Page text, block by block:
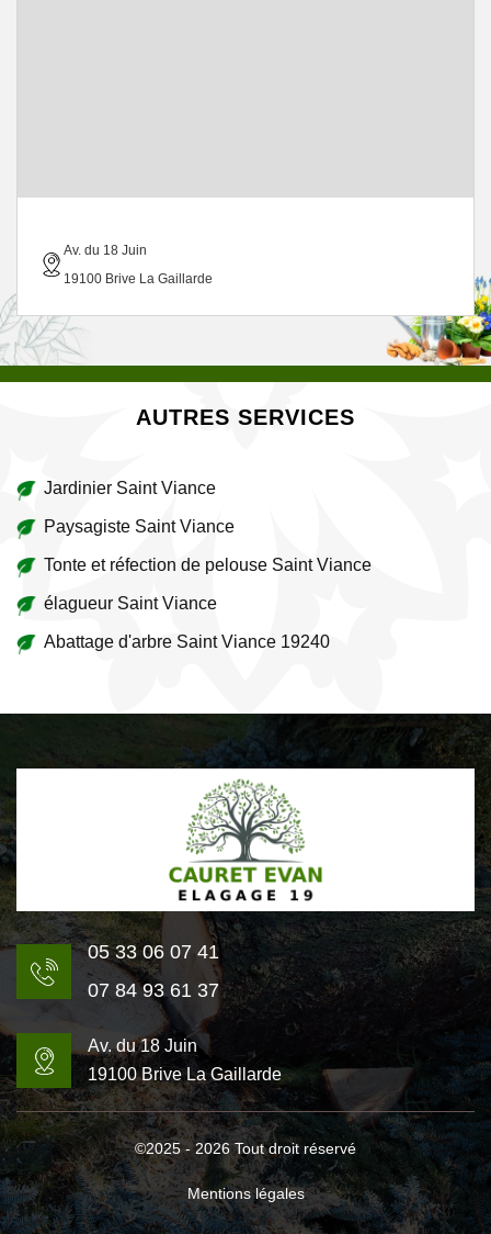
Av. du 18 Juin
19100 Brive La Gaillarde
AUTRES SERVICES
Jardinier Saint Viance
Paysagiste Saint Viance
Tonte et réfection de pelouse Saint Viance
élagueur Saint Viance
Abattage d'arbre Saint Viance 19240
05 33 06 07 41
07 84 93 61 37
Av. du 18 Juin
19100 Brive La Gaillarde
©2025 - 2026 Tout droit réservé
Mentions légales